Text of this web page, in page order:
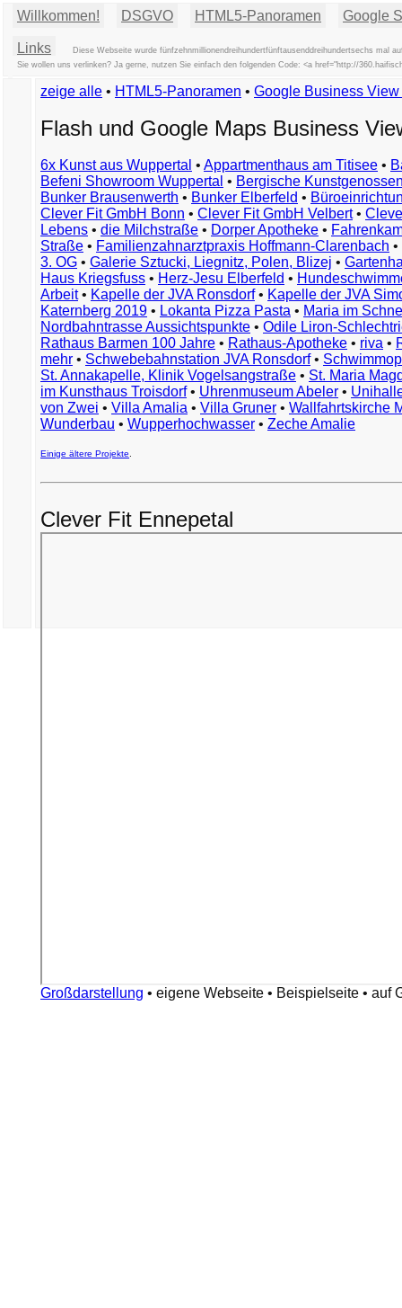
Willkommen! DSGVO HTML5-Panoramen Google
Links
Diese Webseite wurde fünfzehnmillionendreihundertfünftausenddreihundertsechs mal
Sie wollen uns verlinken? Ja gerne, nutzen Sie einfach den folgenden Code: <a href="http://
zeige alle • HTML5-Panoramen • Google Business
Flash und Google Maps Business
6x Kunst aus Wuppertal • Appartmenthaus am Titisee •
Befeni Showroom Wuppertal • Bergische
Bunker Brausenwerth • Bunker Elberfeld •
Clever Fit GmbH Bonn • Clever Fit GmbH Velbert•
Lebens • die Milchstraße • Dorper Apotheke •
Straße • Familienzahnarztpraxis Hoffmann-Clarenbach •
3. OG • Galerie Sztucki, Liegnitz, Polen, Blizej •
Haus Kriegsfuss • Herz-Jesu Elberfeld •
Arbeit• Kapelle der JVA Ronsdorf• Kapelle der JVA
Katernberg 2019 • Lokanta Pizza Pasta • Maria im
Nordbahntrasse Aussichtspunkte • Odile Liron-
Rathaus Barmen 100 Jahre • Rathaus-Apotheke • riva •
mehr • Schwebebahnstation JVA Ronsdorf•
St. Annakapelle, Klinik Vogelsangstraße • St. Maria
im Kunsthaus Troisdorf• Uhrenmuseum Abeler •
von Zwei • Villa Amalia • Villa Gruner • Wallfahrtskirche
Wunderbau • Wupperhochwasser • Zeche Amalie
Einige ältere Projekte
Clever Fit Ennepetal
Großdarstellung • eigene Webseite • Beispielseite • auf